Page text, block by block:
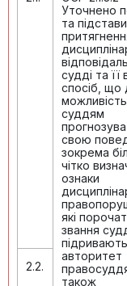
Уточнено
та
судді та її
спосіб, що
можливість
суддям
свою
зокрема
чітко
ознаки
які
звання
підривають
авторитет
також
2.2.